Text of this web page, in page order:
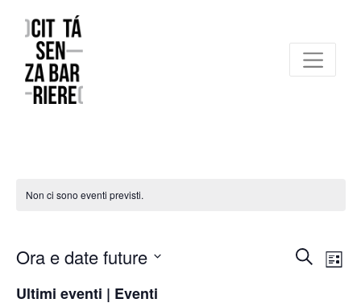
Reggio Emilia Città senza barriere
Non ci sono eventi previsti.
Eventi
Cerca
Ora e date future
Ultimi eventi | Eventi